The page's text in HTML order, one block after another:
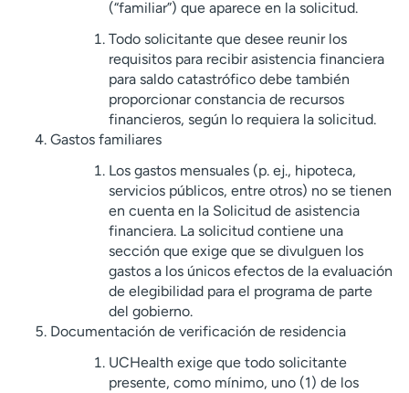
(“familiar”) que aparece en la solicitud.
Todo solicitante que desee reunir los
requisitos para recibir asistencia financiera
para saldo catastrófico debe también
proporcionar constancia de recursos
financieros, según lo requiera la solicitud.
Gastos familiares
Los gastos mensuales (p. ej., hipoteca,
servicios públicos, entre otros) no se tienen
en cuenta en la Solicitud de asistencia
financiera. La solicitud contiene una
sección que exige que se divulguen los
gastos a los únicos efectos de la evaluación
de elegibilidad para el programa de parte
del gobierno.
Documentación de verificación de residencia
UCHealth exige que todo solicitante
presente, como mínimo, uno (1) de los